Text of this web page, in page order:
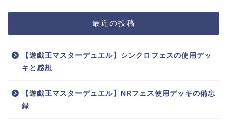
最近の投稿
【遊戯王マスターデュエル】シンクロフェスの使用デッ
キと感想
【遊戯王マスターデュエル】NRフェス使用デッキの備忘
録